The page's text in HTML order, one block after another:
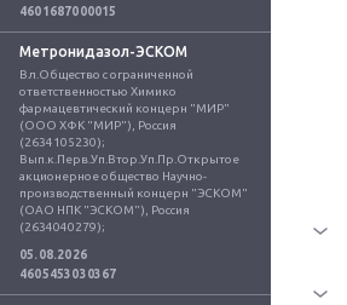
4601687000015
Метронидазол-ЭСКОМ
Вл.Общество с ограниченной
ответственностью Химико
фармацевтический концерн "МИР"
(ООО ХФК "МИР"), Россия
(2634105230);
Вып.к.Перв.Уп.Втор.Уп.Пр.Открытое
акционерное общество Научно-
производственный концерн "ЭСКОМ"
(ОАО НПК "ЭСКОМ"), Россия
(2634040279);
05.08.2026
4605453030367